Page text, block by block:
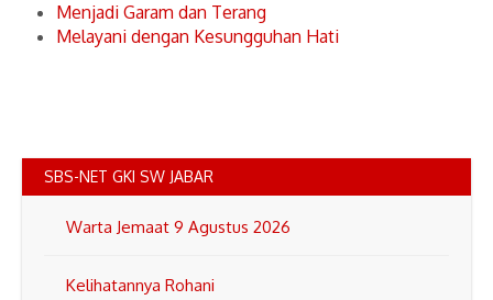
Menjadi Garam dan Terang
Melayani dengan Kesungguhan Hati
SBS-NET GKI SW JABAR
Warta Jemaat 9 Agustus 2026
Kelihatannya Rohani